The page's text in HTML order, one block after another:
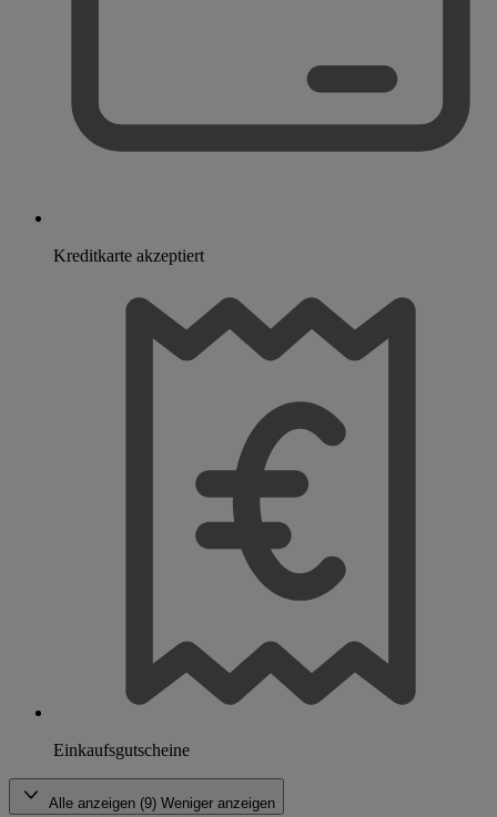
Kreditkarte akzeptiert
Einkaufsgutscheine
Alle anzeigen (9) Weniger anzeigen